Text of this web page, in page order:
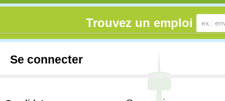
Trouvez un emploi
Se connecter